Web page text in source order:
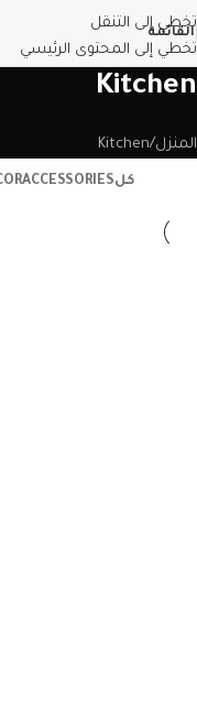
تخطي إلى التنقل
تخطي إلى المحتوى الرئيسي
القائمة
Kitchen
المنزل Kitchen
كلACCESSORIES